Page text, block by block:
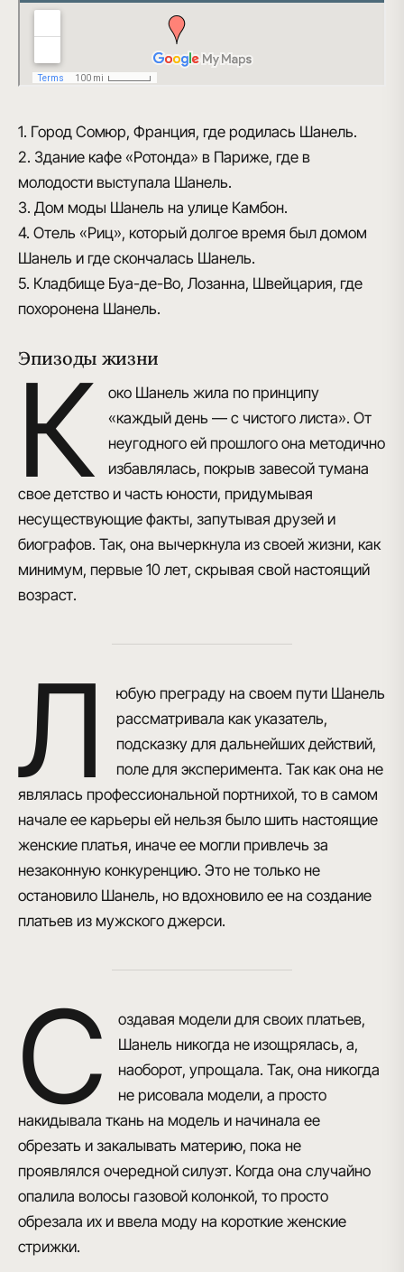
1. Город Сомюр, Франция, где родилась Шанель.
2. Здание кафе «Ротонда» в Париже, где в
молодости выступала Шанель.
3. Дом моды Шанель на улице Камбон.
4. Отель «Риц», который долгое время был домом
Шанель и где скончалась Шанель.
5. Кладбище Буа-де-Во, Лозанна, Швейцария, где
похоронена Шанель.
Эпизоды жизни
К
око Шанель жила по принципу
«каждый день — с чистого листа». От
неугодного ей прошлого она методично
избавлялась, покрыв завесой тумана
свое детство и часть юности, придумывая
несуществующие факты, запутывая друзей и
биографов. Так, она вычеркнула из своей жизни, как
минимум, первые 10 лет, скрывая свой настоящий
возраст.
Л
юбую преграду на своем пути Шанель
рассматривала как указатель,
подсказку для дальнейших действий,
поле для эксперимента. Так как она не
являлась профессиональной портнихой, то в самом
начале ее карьеры ей нельзя было шить настоящие
женские платья, иначе ее могли привлечь за
незаконную конкуренцию. Это не только не
остановило Шанель, но вдохновило ее на создание
платьев из мужского джерси.
С
оздавая модели для своих платьев,
Шанель никогда не изощрялась, а,
наоборот,упрощала. Так, она никогда
не рисовала модели, а просто
накидывала ткань на модель и начинала ее
обрезать и закалывать материю, пока не
проявлялся очередной силуэт. Когда она случайно
опалила волосы газовой колонкой, то просто
обрезала их и ввела моду на короткие женские
стрижки.